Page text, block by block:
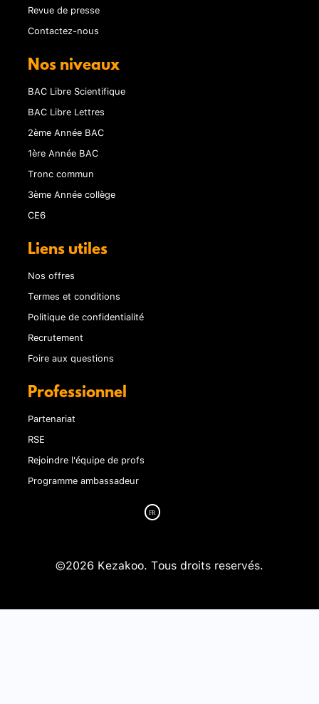
Revue de presse
Contactez-nous
Nos niveaux
BAC Libre Scientifique
BAC Libre Lettres
2ème Année BAC
1ère Année BAC
Tronc commun
3ème Année collège
CE6
Liens utiles
Nos offres
Termes et conditions
Politique de confidentialité
Recrutement
Foire aux questions
Professionnel
Partenariat
RSE
Rejoindre l'équipe de profs
Programme ambassadeur
©2026 Kezakoo. Tous droits reservés.